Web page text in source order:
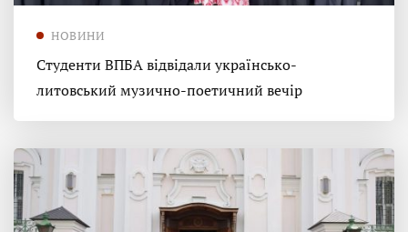
НОВИНИ
Студенти ВПБА відвідали українсько-
литовський музично-поетичний вечір